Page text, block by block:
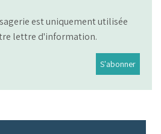
est uniquement utilisée
lettre d'information.